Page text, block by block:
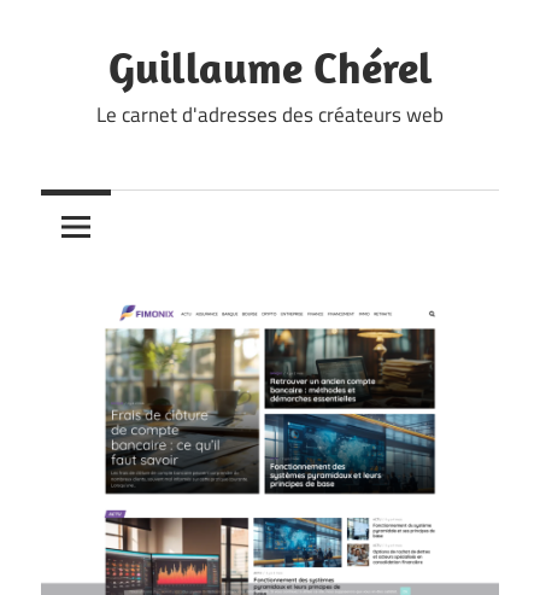
Guillaume Chérel
Le carnet d'adresses des créateurs web